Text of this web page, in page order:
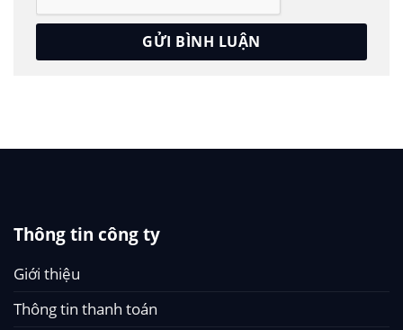
Thông tin công ty
Giới thiệu
Thông tin thanh toán